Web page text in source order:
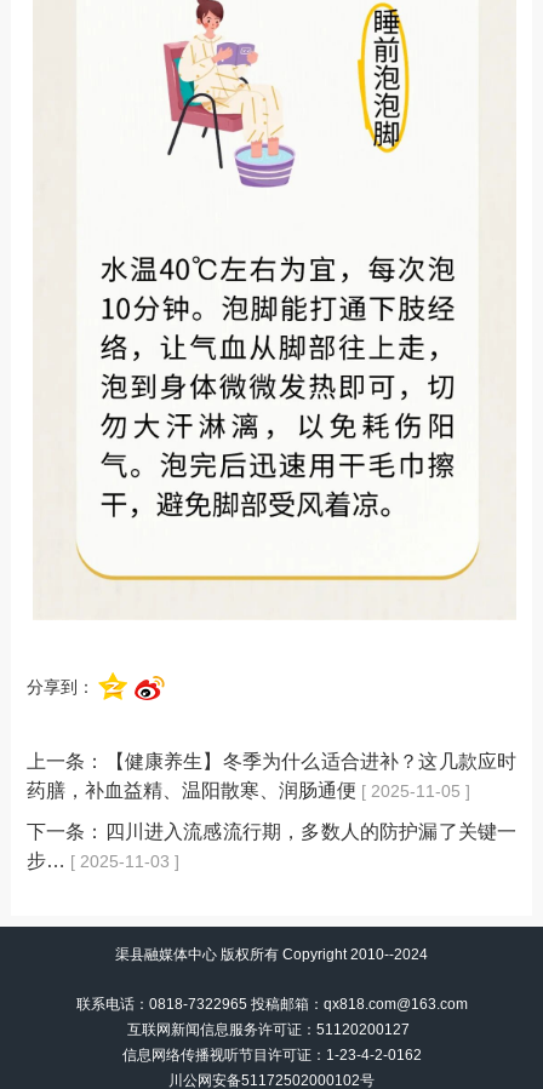
分享到：
上一条：
【健康养生】冬季为什么适合进补？这几款应时
药膳，补血益精、温阳散寒、润肠通便 [ 2025-11-05 ]
下一条：
四川进入流感流行期，多数人的防护漏了关键一
步… [ 2025-11-03 ]
渠县融媒体中心 版权所有 Copyright 2010--2024
联系电话：0818-7322965 投稿邮箱：qx818.com@163.com
互联网新闻信息服务许可证：51120200127
信息网络传播视听节目许可证： 1-23-4-2-0162
川公网安备51172502000102号